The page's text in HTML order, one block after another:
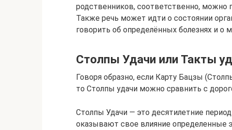
родственников, соответственно, можно
Также речь может идти о состоянии
говорить об определённых болезнях и о
Столпы Удачи или Такты
Говоря образно, если Карту Бацзы
то Столпы удачи можно сравнить с
Столпы Удачи — это десятилетние
оказывают свое влияние определенные